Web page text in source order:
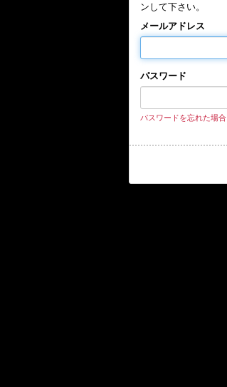
ンして下さい。
メールアドレス
パスワード
パスワードを忘れた場合